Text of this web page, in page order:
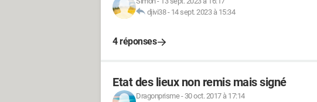
djivi38- 14 sept. 2023 à 15:34
4 réponses
Etat des lieux non remis mais signé
Dragonprisme- 30 oct. 2017 à 17:14